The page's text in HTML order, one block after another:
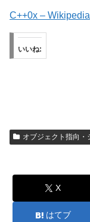
C++0x – Wikipedia
いいね:
オブジェクト指向・
X
はてブ